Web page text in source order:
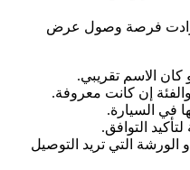
زادت فرصة وصول عرض
كان الاسم تقريبي.
والفئة إن كانت معروفة.
في السيارة.
الورشة التي تريد التوصيل